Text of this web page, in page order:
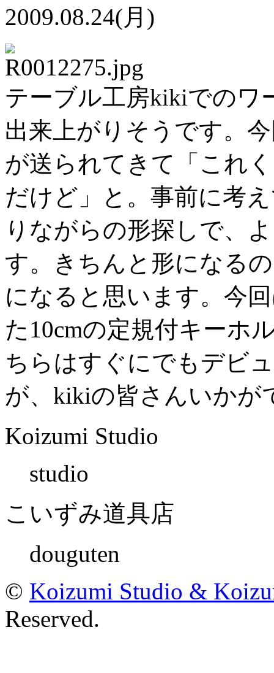
2009.08.24(月)
テーブル工房kikiでのワ
出来上がりそうです。
が送られてきて「これ
だけど」と。事前に考
りながらの形探しで、
す。きちんと形になる
になると思います。今
た10cmの定規付キーホ
ちらはすぐにでもデビ
が、kikiの皆さんいかが
Koizumi Studio
studio
こいずみ道具店
douguten
© Koizumi Studio &
Reserved.